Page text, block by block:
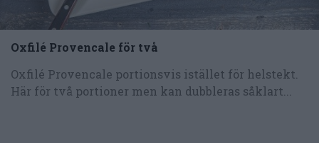
Oxfilé Provencale för två
Oxfilé Provencale portionsvis istället för helstekt.
Här för två portioner men kan dubbleras såklart...